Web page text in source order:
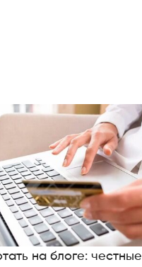
на блоге: честные